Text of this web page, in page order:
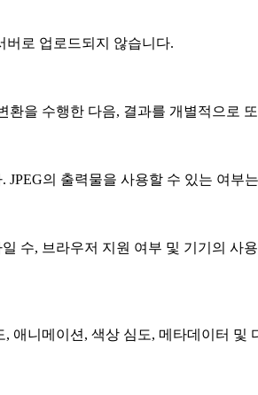
버로 업로드되지 않습니다.
을 수행한 다음, 결과를 개별적으로
의 출력물을 사용할 수 있는 여부
수, 브라우저 지원 여부 및 기기의 사
니메이션, 색상 심도, 메타데이터